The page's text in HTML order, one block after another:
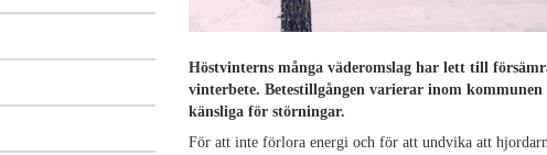
Höstvinterns många väderomslag har lett till
vinterbete. Betestillgången varierar inom
känsliga för störningar.
För att inte förlora energi och för att undvika att